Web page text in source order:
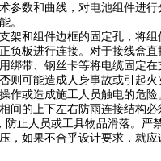
数和曲线，对电池组件进
。
和组件边框的固定孔，将组
板进行连接。对于接线盒
带、钢丝卡等将电缆固定
可能造成人身事故或引起
作或造成施工人员触电的危险
的上下左右防雨连接结构
止人员或工具物品滑落。严
如果不合乎设计要求，就